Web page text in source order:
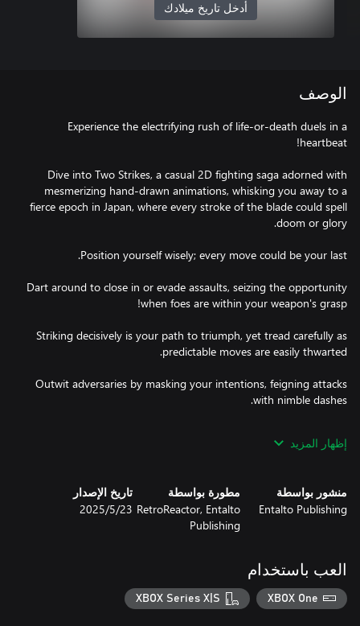
أدخل تاريخ ميلادك
الوصف
Experience the electrifying rush of life-or-death duels in a
Dive into Two Strikes, a casual 2D fighting saga adorned with
mesmerizing hand-drawn animations, whisking you away to a
fierce epoch in Japan, where every stroke of the blade could spell
Dart around to close in or evade assaults, seizing the opportunity
Striking decisively is your path to triumph, yet tread carefully as
Outwit adversaries by masking your intentions, feigning attacks
claim your honor!
إظهار المزيد
منشور بواسطة
Entalto Publishing
مطورة بواسطة
RetroReactor, Entalto
Publishing
تاريخ الإصدار
23‏/5‏/2025
العب باستخدام
XBOX One
XBOX Series X|S